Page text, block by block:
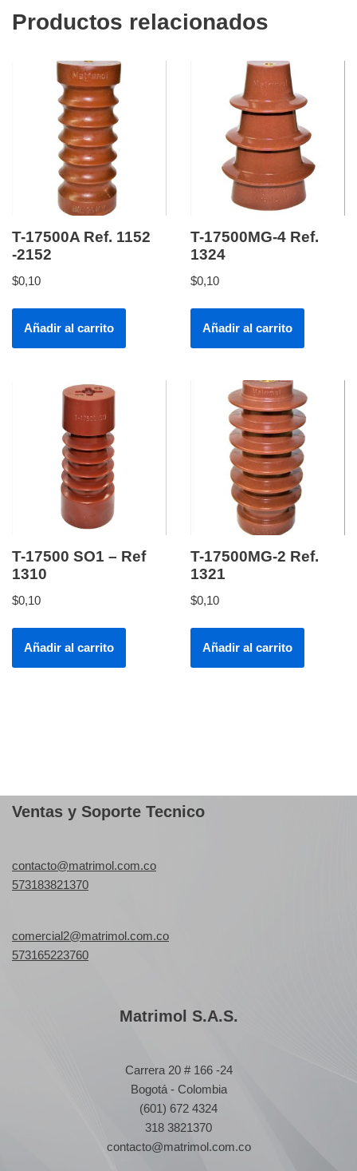
Productos relacionados
T-17500A Ref. 1152
-2152
$0,10
Añadir al carrito
T-17500MG-4 Ref.
1324
$0,10
Añadir al carrito
T-17500 SO1 – Ref
1310
$0,10
Añadir al carrito
T-17500MG-2 Ref.
1321
$0,10
Añadir al carrito
Ventas y Soporte Tecnico
contacto@matrimol.com.co
573183821370
comercial2@matrimol.com.co
573165223760
Matrimol S.A.S.
Carrera 20 # 166 -24
Bogotá - Colombia
(601) 672 4324
318 3821370
contacto@matrimol.com.co